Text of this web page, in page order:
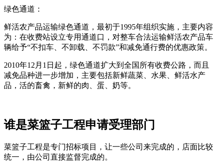
绿色通道：
鲜活农产品运输绿色通道，最初于1995年组织实施，主要内容
为：在收费站设立专用通道口，对整车合法运输鲜活农产品车
辆给予“不扣车、不卸载、不罚款”和减免通行费的优惠政策。
2010年12月1日起，绿色通道扩大到全国所有收费公路，而且
减免品种进一步增加，主要包括新鲜蔬菜、水果、鲜活水产
品，活的畜禽，新鲜的肉、蛋、奶等。
谁是菜篮子工程申请受理部门
菜篮子工程是专门招标项目，让一些公司来完成的，店面比较
统一，由公司直接监督完成的。